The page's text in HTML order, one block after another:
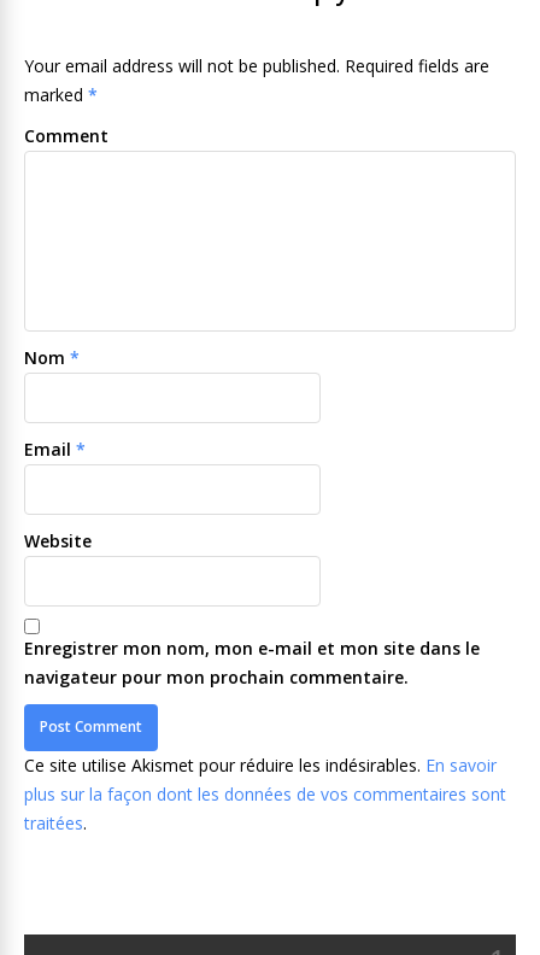
Your email address will not be published. Required fields are
marked *
Comment
Nom *
Email *
Website
Enregistrer mon nom, mon e-mail et mon site dans le
navigateur pour mon prochain commentaire.
Ce site utilise Akismet pour réduire les indésirables. En savoir
plus sur la façon dont les données de vos commentaires sont
traitées.